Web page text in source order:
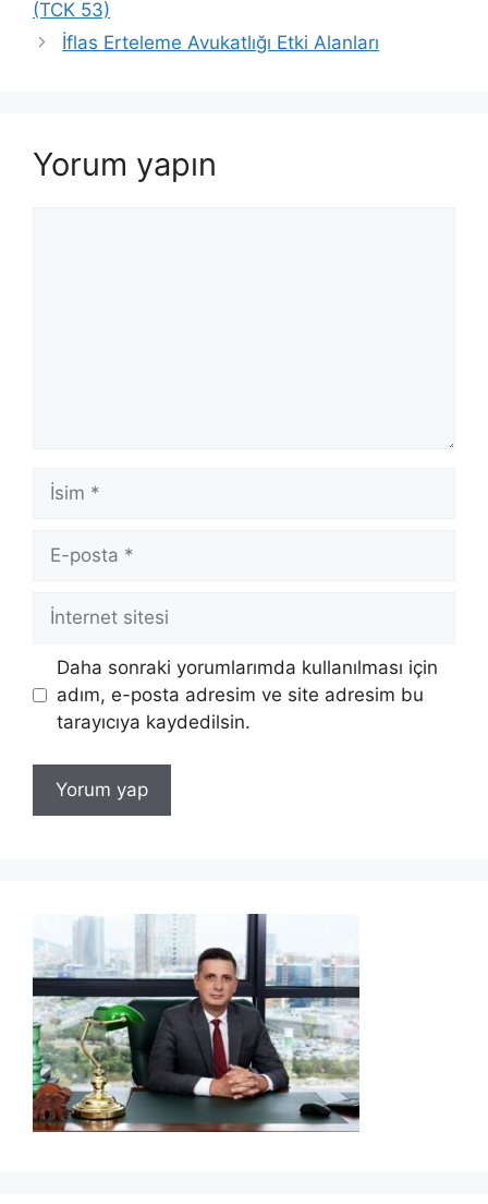
(TCK 53)
İflas Erteleme Avukatlığı Etki Alanları
Yorum yapın
İsim
posta
İnternet
Daha sonraki yorumlarımda kullanılması için
adım, e-posta adresim ve site adresim bu
tarayıcıya kaydedilsin.